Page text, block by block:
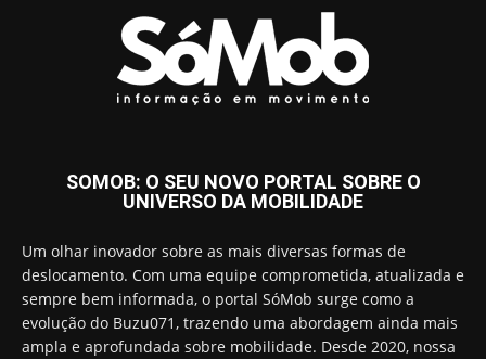
SOMOB: O SEU NOVO PORTAL SOBRE O
UNIVERSO DA MOBILIDADE
Um olhar inovador sobre as mais diversas formas de
deslocamento. Com uma equipe comprometida, atualizada e
sempre bem informada, o portal SóMob surge como a
evolução do Buzu071, trazendo uma abordagem ainda mais
ampla e aprofundada sobre mobilidade. Desde 2020, nossa